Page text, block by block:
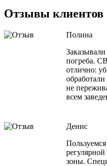
Отзывы клиентов
Полина
погреба.
отлично:
не
всем
Денис
зоны.